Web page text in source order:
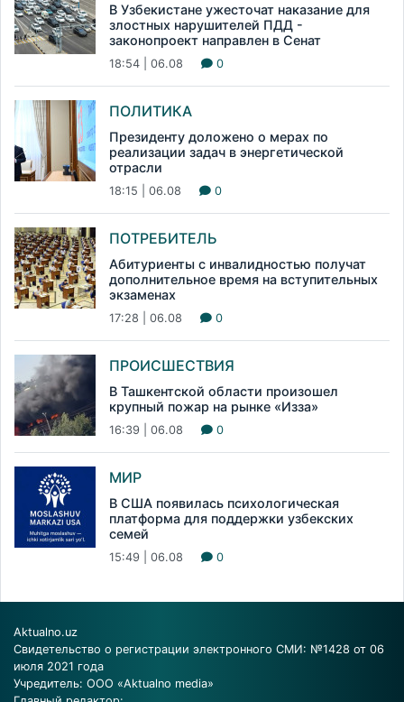
В Узбекистане ужесточат наказание для
злостных нарушителей ПДД -
законопроект направлен в Сенат
18:54 | 06.08 0
ПОЛИТИКА
Президенту доложено о мерах по
реализации задач в энергетической
отрасли
18:15 | 06.08 0
ПОТРЕБИТЕЛЬ
Абитуриенты с инвалидностью получат
дополнительное время на вступительных
экзаменах
17:28 | 06.08 0
ПРОИСШЕСТВИЯ
В Ташкентской области произошел
крупный пожар на рынке «Изза»
16:39 | 06.08 0
МИР
В США появилась психологическая
платформа для поддержки узбекских
семей
15:49 | 06.08 0
Aktualno.uz
Свидетельство о регистрации электронного СМИ: №1428 от 06
июля 2021 года
Учредитель: ООО «Aktualno media»